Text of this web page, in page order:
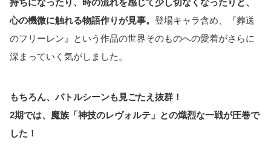
心の機微に触れる物語作りが見事。 登場キャラ含め、『葬送
のフリーレン』という作品の世界そのものへの愛着がさらに
深まっていく気がしました。
もちろん、バトルシーンも見ごたえ抜群！
2期では、魔族「神技のレヴォルテ」との熾烈な一戦が圧巻で
した！